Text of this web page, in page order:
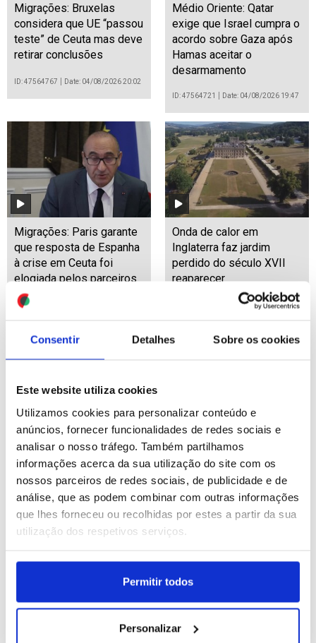
Consentir Detalhes Sobre os cookies
Este website utiliza cookies
Utilizamos cookies para personalizar conteúdo e
anúncios, fornecer funcionalidades de redes sociais e
analisar o nosso tráfego. Também partilhamos
informações acerca da sua utilização do site com os
nossos parceiros de redes sociais, de publicidade e de
análise, que as podem combinar com outras informações
que lhes forneceu ou recolhidas por estes a partir da sua
utilização dos respetivos serviços.
Permitir todos
Personalizar
Migrações: Bruxelas
considera que UE “passou
teste” de Ceuta mas deve
retirar conclusões
ID: 47564767 Date: 04/08/2026 20:02
Médio Oriente: Qatar
exige que Israel cumpra o
acordo sobre Gaza após
Hamas aceitar o
desarmamento
ID: 47564721 Date: 04/08/2026 19:47
Migrações: Paris garante
que resposta de Espanha
à crise em Ceuta foi
elogiada pelos parceiros
da UE
Onda de calor em
Inglaterra faz jardim
perdido do século XVII
reaparecer
Date: 04/08/2026 18:18
Montenegro quer garantir
médicos nos centros de
saúde seja com gestão
pública ou privada
(editado)
ID: 47564394